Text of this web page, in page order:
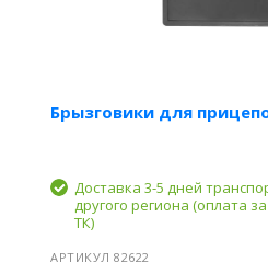
Брызговики для
Доставка 3-5 дней
другого региона (оплата
ТК)
АРТИКУЛ 82622